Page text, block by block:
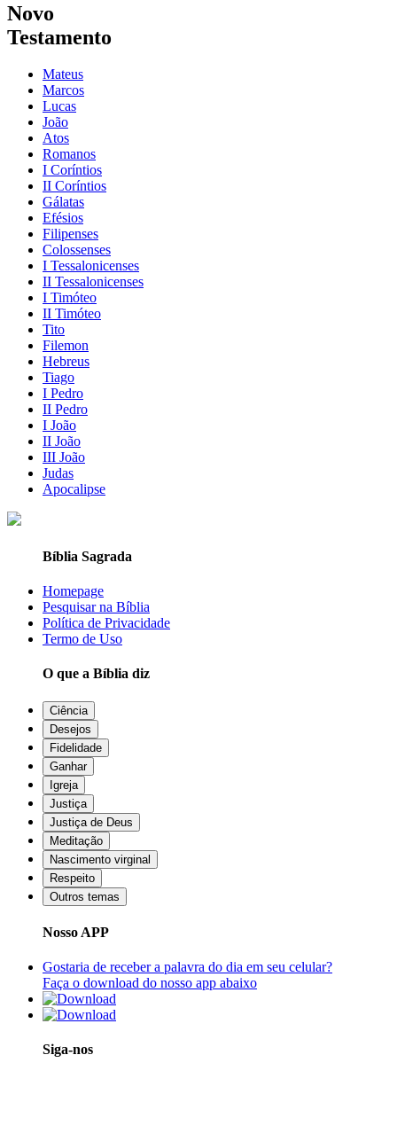
Novo
Testamento
Mateus
Marcos
Lucas
João
Atos
Romanos
I Coríntios
II Coríntios
Gálatas
Efésios
Filipenses
Colossenses
I Tessalonicenses
II Tessalonicenses
I Timóteo
II Timóteo
Tito
Filemon
Hebreus
Tiago
I Pedro
II Pedro
I João
II João
III João
Judas
Apocalipse
Bíblia Sagrada
Homepage
Pesquisar na Bíblia
Política de Privacidade
Termo de Uso
O que a Bíblia diz
Ciência
Desejos
Fidelidade
Ganhar
Igreja
Justiça
Justiça de Deus
Meditação
Nascimento virginal
Respeito
Outros temas
Nosso APP
Gostaria de receber a palavra do dia em seu celular?
Faça o download do nosso app abaixo
Siga-nos